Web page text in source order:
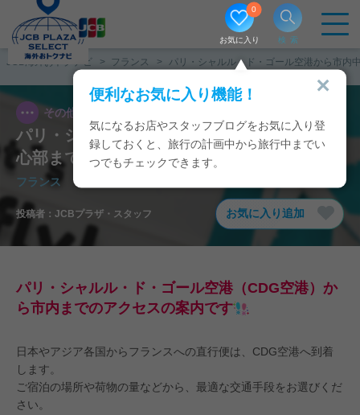
お気に入り
0
便利なお気に入り機能！
気になるお店やスタッフブログをお気に入り登
録しておくと、旅行の計画中から旅行中までい
つでもチェックできます。
検索
JCB海外おトクナビ フランス パリ・シャルル・ド・ゴール空港から市内
その他
パリ・シャルル・ド・ゴール空港から市内中
心部までのアクセスをご紹介
フランス /
投稿者： JCBプラザ・スタッフ お気に入り追加
パリ・シャルル・ド・ゴール空港（CDG空港）か
ら市内までのアクセスの案内です
日本やアジア各国からフランスへの直行便は、CDG空港へ到着
します。
ご宿泊の場所や荷物の量などから、最適な交通手段をお選びくだ
さい。